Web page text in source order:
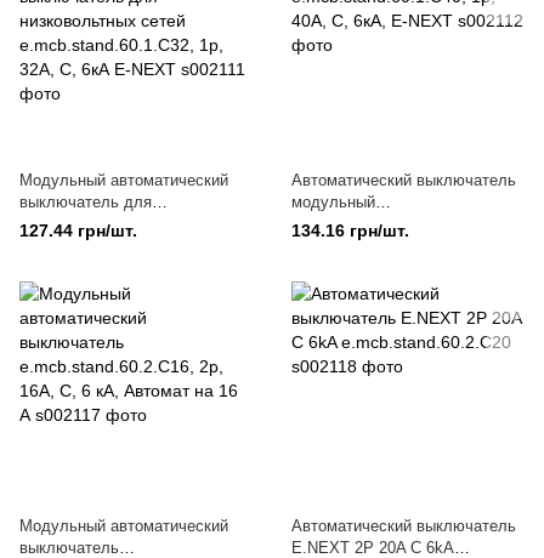
Модульный автоматический
выключатель для
низковольтных сетей
e.mcb.stand.60.1.C32, 1р, 32А,
127.44 грн/шт.
Автоматический выключатель
модульный
e.mcb.stand.60.1.C40, 1р, 40А,
C, 6кА, E-NEXT
134.16 грн/шт.
Модульный автоматический
выключатель
Автоматический выключатель
E.NEXT 2P 20A C 6kA